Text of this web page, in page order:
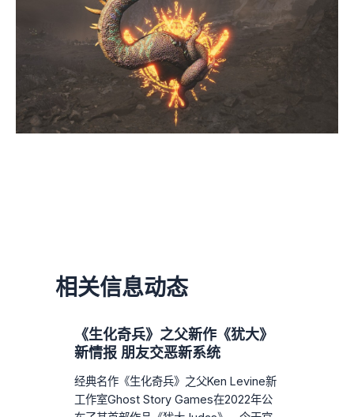
相关信息动态
《生化奇兵》之父新作《犹大》
新情报 朋友交恶新系统
经典名作《生化奇兵》之父Ken Levine新
工作室Ghost Story Games在2022年公